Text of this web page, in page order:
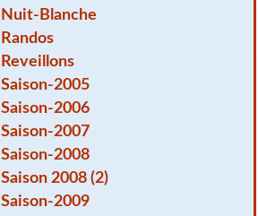
Nuit-Blanche
Randos
Reveillons
Saison-2005
Saison-2006
Saison-2007
Saison-2008
Saison 2008 (2)
Saison-2009